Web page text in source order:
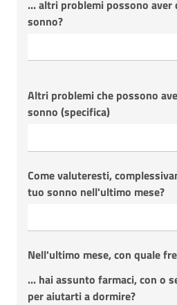
... altri problemi possono
sonno?
Altri problemi che possono
sonno (specifica)
Come valuteresti,
tuo sonno nell'ultimo mese?
Nell'ultimo mese, con quale
... hai assunto farmaci, con o
per aiutarti a dormire?